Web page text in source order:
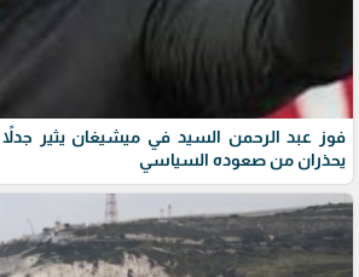
فوز عبد الرحمن السيد في ميشيغان يثير
يحذران من صعوده السياسي